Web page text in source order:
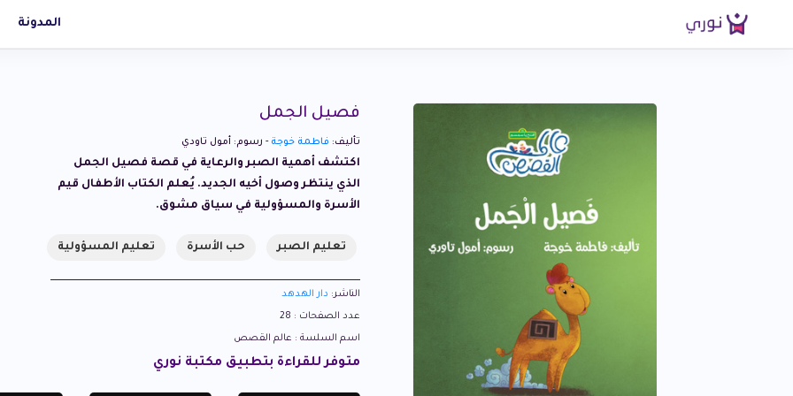
المدونة
فصيل الجمل
تأليف: فاطمة خوجة - رسوم: أمول تاودي
اكتشف أهمية الصبر والرعاية في قصة فصيل الجمل
الذي ينتظر وصول أخيه الجديد. يُعلم الكتاب الأطفال قيم
الأسرة والمسؤولية في سياق مشوق.
تعليم الصبر حب الأسرة تعليم المسؤولية
الناشر: دار الهدهد
عدد الصفحات : 28
اسم السلسة : عالم القصص
متوفر للقراءة بتطبيق مكتبة نوري